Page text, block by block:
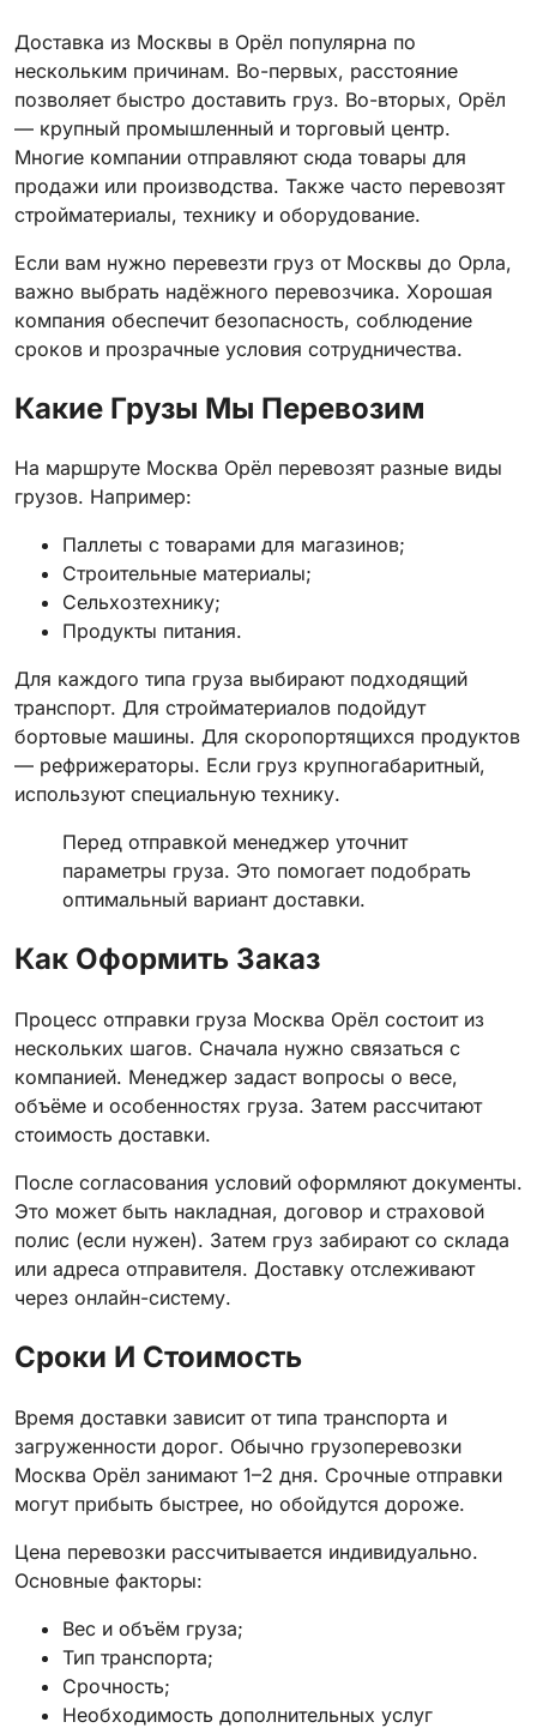
Доставка из Москвы в Орёл популярна по
нескольким причинам. Во-первых, расстояние
позволяет быстро доставить груз. Во-вторых, Орёл
— крупный промышленный и торговый центр.
Многие компании отправляют сюда товары для
продажи или производства. Также часто перевозят
стройматериалы, технику и оборудование.
Если вам нужно перевезти груз от Москвы до Орла,
важно выбрать надёжного перевозчика. Хорошая
компания обеспечит безопасность, соблюдение
сроков и прозрачные условия сотрудничества.
Какие Грузы Мы Перевозим
На маршруте Москва Орёл перевозят разные виды
грузов. Например:
Паллеты с товарами для магазинов;
Строительные материалы;
Сельхозтехнику;
Продукты питания.
Для каждого типа груза выбирают подходящий
транспорт. Для стройматериалов подойдут
бортовые машины. Для скоропортящихся продуктов
— рефрижераторы. Если груз крупногабаритный,
используют специальную технику.
Перед отправкой менеджер уточнит
параметры груза. Это помогает подобрать
оптимальный вариант доставки.
Как Оформить Заказ
Процесс отправки груза Москва Орёл состоит из
нескольких шагов. Сначала нужно связаться с
компанией. Менеджер задаст вопросы о весе,
объёме и особенностях груза. Затем рассчитают
стоимость доставки.
После согласования условий оформляют документы.
Это может быть накладная, договор и страховой
полис (если нужен). Затем груз забирают со склада
или адреса отправителя. Доставку отслеживают
через онлайн-систему.
Сроки И Стоимость
Время доставки зависит от типа транспорта и
загруженности дорог. Обычно грузоперевозки
Москва Орёл занимают 1–2 дня. Срочные отправки
могут прибыть быстрее, но обойдутся дороже.
Цена перевозки рассчитывается индивидуально.
Основные факторы:
Вес и объём груза;
Тип транспорта;
Срочность;
Необходимость дополнительных услуг